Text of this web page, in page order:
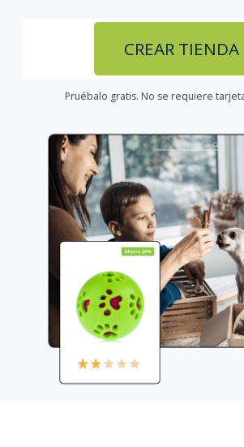
CREAR TIENDA
Pruébalo gratis. No se requiere